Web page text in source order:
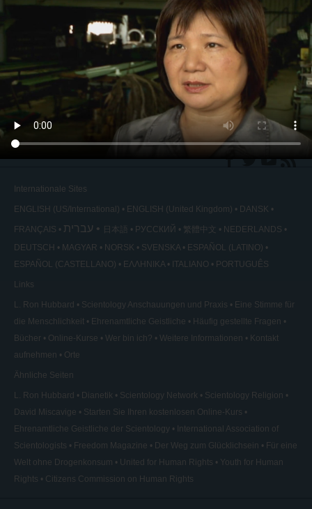
Nordamerika
Internationale Sites
ENGLISH (US/International) ENGLISH (United Kingdom) DANSK
FRANÇAIS עברית 日本語 РУССКИЙ 繁體中文
NEDERLANDS
DEUTSCH
MAGYAR NORSK SVENSKA
ESPAÑOL (LATINO)
ESPAÑOL (CASTELLANO)
ΕΛΛΗΝΙΚA ITALIANO PORTUGUÊS
Links
L. Ron Hubbard Scientology Anschauungen und Praxis
Eine Stimme für
die Menschlichkeit
Ehrenamtliche Geistliche
Häufig gestellte Fragen
Bücher
Online-Kurse Wer bin ich? Weitere Informationen
Kontakt
aufnehmen
Orte
Ähnliche Seiten
L. Ron Hubbard Dianetik Scientology Network
Scientology Religion
David Miscavige
Starten Sie Ihren kostenlosen Online-Kurs
Ehrenamtliche Geistliche der Scientology
International Association of
Scientologists
Freedom Magazine Der Weg zum Glücklichsein
Für eine
Welt ohne Drogenkonsum
United for Human Rights
Youth for Human
Rights
Citizens Commission on Human Rights